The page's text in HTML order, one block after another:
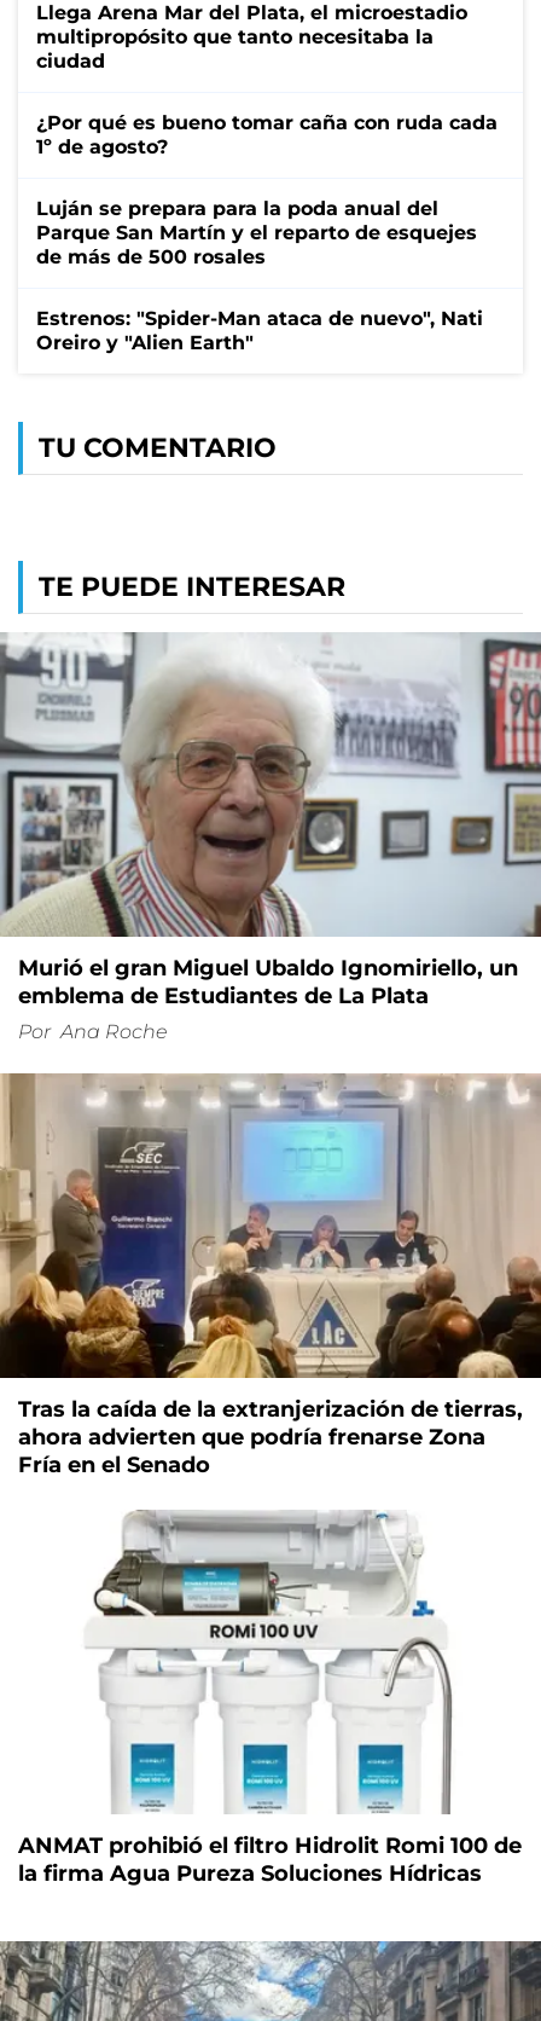
Llega Arena Mar del Plata, el microestadio
multipropósito que tanto necesitaba la
ciudad
¿Por qué es bueno tomar caña con ruda cada
1º de agosto?
Luján se prepara para la poda anual del
Parque San Martín y el reparto de esquejes
de más de 500 rosales
Estrenos: "Spider-Man ataca de nuevo", Nati
Oreiro y "Alien Earth"
TU COMENTARIO
TE PUEDE INTERESAR
Murió el gran Miguel Ubaldo Ignomiriello, un
emblema de Estudiantes de La Plata
Por Ana Roche
Tras la caída de la extranjerización de tierras,
ahora advierten que podría frenarse Zona
Fría en el Senado
ANMAT prohibió el filtro Hidrolit Romi 100 de
la firma Agua Pureza Soluciones Hídricas